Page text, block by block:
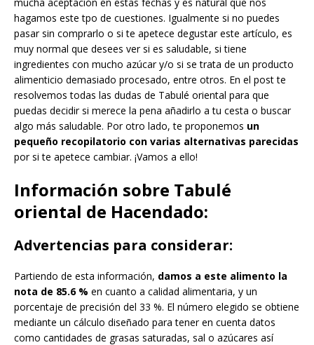
hagamos este tpo de cuestiones. Igualmente si no puedes
pasar sin comprarlo o si te apetece degustar este artículo, es
muy normal que desees ver si es saludable, si tiene
ingredientes con mucho azúcar y/o si se trata de un producto
alimenticio demasiado procesado, entre otros. En el post te
resolvemos todas las dudas de Tabulé oriental para que
puedas decidir si merece la pena añadirlo a tu cesta o buscar
algo más saludable. Por otro lado, te proponemos un
pequeño recopilatorio con varias alternativas parecidas
por si te apetece cambiar. ¡Vamos a ello!
Información sobre Tabulé
oriental de Hacendado:
Advertencias para considerar:
Partiendo de esta información, damos a este alimento la
nota de 85.6 % en cuanto a calidad alimentaria, y un
porcentaje de precisión del 33 %. El número elegido se obtiene
mediante un cálculo diseñado para tener en cuenta datos
como cantidades de grasas saturadas, sal o azúcares así